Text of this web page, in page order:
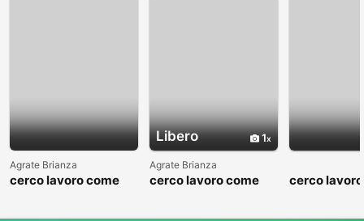
Agrate Brianza
cerco lavoro come
Libero 1
Agrate Brianza
cerco lavoro come
cerco